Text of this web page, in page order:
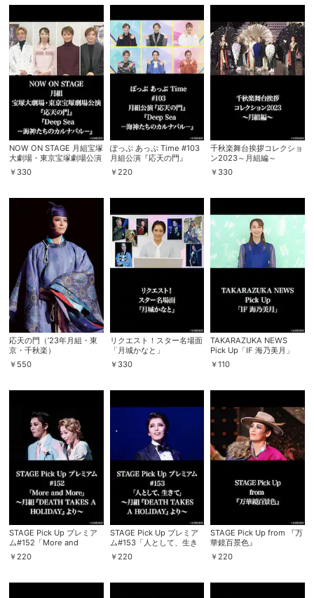
購入明細 ４ヵ月分の購入明細の確認が可能です。
Myクーポン
現在獲得済みのお得なクーポンを確認でき
ます。
購入履歴
レンタル、購入、定額見放題の購入履歴の
確認が可能です。こちらから視聴いただく
と便利です。
閲覧履歴
サイト内の閲覧履歴を確認できます。履歴
の削除も可能です。
視聴年齢制限
能です。5段階の年齢区分から選択できま
す。
視聴デバイス一覧
スマホなどでRakuten TVを視聴する際のデ
バイス連携の設定ができます。
パスコード設定
求められるのでお子さまがいても安心で
メルマガ
メルマガの配信停止、配信先のメールアド
レスの変更が可能です。
定額見放題解約
定額見放題コンテンツの解約はこちらから
可能です。
ログアウト
NOW ON STAGE 月組宝塚
大劇場・東京宝塚劇場公演
『応天の門』『Deep Sea
－海神たちのカルナバル
￥ 330
ぽっぷ あっぷ Time #103
月組公演『応天の門』
『Deep Sea －海神たちの
カルナバル－』
￥ 220
千秋楽舞台挨拶コレクショ
ン2023～月組編～
￥ 330
応天の門（’23年月組・東
京・千秋楽）
￥ 550
リクエスト！スター名場面
「月城かなと」
￥ 330
TAKARAZUKA NEWS
Pick Up「IF 海乃美月」
￥110
STAGE Pick Up プレミア
ム#152「More and
More」～月組『DEATH
TAKES A HOLIDAY』より
￥220
STAGE Pick Up プレミア
ム#153「人として、生き
て」～月組『DEATH
TAKES A HOLIDAY』より
￥220
STAGE Pick Up from 『万
華鏡百景色』
￥220